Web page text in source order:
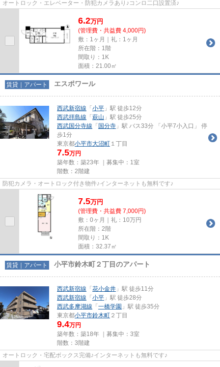
オートロック・エレベーター・防犯カメラあり♪コンロ二口設置済♪
6.2万円
(管理費・共益費 4,000円)
敷：1ヶ月｜礼：1ヶ月
所在階：1階
間取り：1K
面積：21.00㎡
賃貸｜アパート エスポワール
西武新宿線 「 小平 」駅 徒歩12分
西武拝島線 「 萩山 」駅 徒歩25分
西武国分寺線 「 国分寺 」駅 バス33分 「小平7小入口」 停
歩1分
東京都小平市大沼町 １丁目
7.5万円
築年数：築23年 ｜募集中： 1室
階数：2階建
防犯カメラ・オートロック付き物件♪インターネットも無料です♪
7.5万円
(管理費・共益費 7,000円)
敷：0ヶ月｜礼：10万円
所在階：2階
間取り：1K
面積：32.37㎡
賃貸｜アパート 小平市鈴木町２丁目のアパート
西武新宿線 「 花小金井 」駅 徒歩11分
西武新宿線 「 小平 」駅 徒歩28分
西武多摩湖線 「 一橋学園 」駅 徒歩35分
東京都小平市鈴木町 ２丁目
9.4万円
築年数：築18年 ｜募集中： 3室
階数：3階建
オートロック・宅配ボックス完備♪インターネットも無料です♪